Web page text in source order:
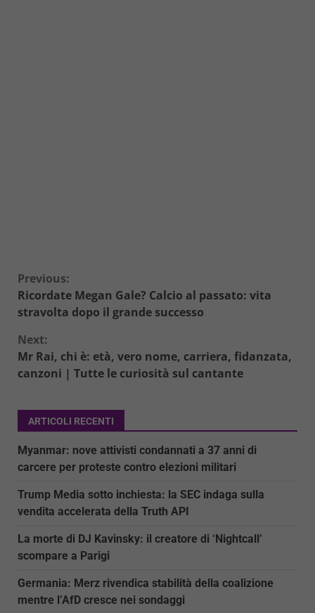
Continue
Reading
Previous:
Ricordate Megan Gale? Calcio al passato: vita
stravolta dopo il grande successo
Next:
Mr Rai, chi è: età, vero nome, carriera, fidanzata,
canzoni | Tutte le curiosità sul cantante
ARTICOLI RECENTI
Myanmar: nove attivisti condannati a 37 anni di
carcere per proteste contro elezioni militari
Trump Media sotto inchiesta: la SEC indaga sulla
vendita accelerata della Truth API
La morte di DJ Kavinsky: il creatore di ‘Nightcall’
scompare a Parigi
Germania: Merz rivendica stabilità della coalizione
mentre l’AfD cresce nei sondaggi